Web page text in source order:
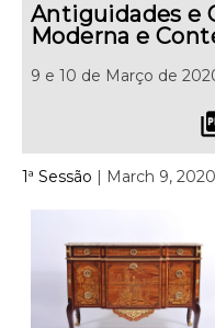
Antiguidades e
Moderna e
9 e 10 de Março de
1ª Sessão | March 9, 2020